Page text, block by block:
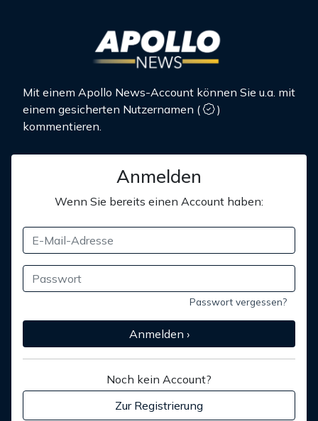
Mit einem Apollo News-Account können Sie u.a. mit
einem gesicherten Nutzernamen (
)
kommentieren.
Anmelden
Wenn Sie bereits einen Account haben:
Passwort vergessen?
Anmelden ›
Noch kein Account?
Zur Registrierung